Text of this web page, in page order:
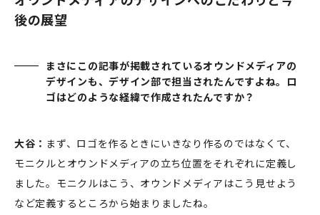
後の展望
まさにこの記事が掲載されているオウンドメディアの
デザインも、デザイン部で担当されたんですよね。ロ
ゴはどのような経緯で作成されたんですか？
大谷： まず、ロゴを作るときにいきなり作るのではなくて、
モニクルとオウンドメディアの立ち位置をそれぞれに定義し
ました。モニクルはこう、オウンドメディアはこう見せよう
など定義するところから始まりましたね。